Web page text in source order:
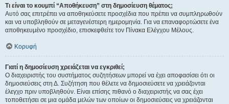
Τι είναι το κουμπί “Αποθήκευση” στη δημοσίευση θέματος;
Αυτό σας επιτρέπει να αποθηκεύσετε προσχέδια που πρέπει να συμπληρωθούν
και να υποβληθούν σε μεταγενέστερη ημερομηνία. Για να επαναφορτώσετε ένα
αποθηκευμένο προσχέδιο, επισκεφθείτε τον Πίνακα Ελέγχου Μέλους.
Κορυφή
Γιατί η δημοσίευση χρειάζεται να εγκριθεί;
Ο διαχειριστής του συστήματος συζητήσεων μπορεί να έχει αποφασίσει ότι οι
δημοσιεύσεις στη Δ. Συζήτηση που θέλετε να δημοσιεύσετε να χρειάζονται
έλεγχο πριν υποβληθούν. Είναι επίσης πιθανό ο διαχειριστής να σας έχει
τοποθετήσει σε μια ομάδα μελών των οποίων οι δημοσιεύσεις να χρειάζονται